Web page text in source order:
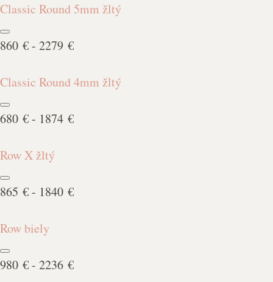
Classic Round 5mm žltý
860 € - 2279 €
Classic Round 4mm žltý
680 € - 1874 €
Row X žltý
865 € - 1840 €
Row biely
980 € - 2236 €